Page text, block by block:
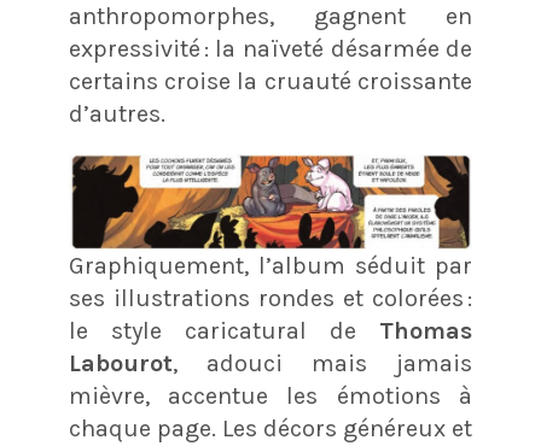
anthropomorphes, gagnent en
expressivité : la naïveté désarmée de
certains croise la cruauté croissante
d’autres.
Graphiquement, l’album séduit par
ses illustrations rondes et colorées :
le style caricatural de Thomas
Labourot, adouci mais jamais
mièvre, accentue les émotions à
chaque page. Les décors généreux et